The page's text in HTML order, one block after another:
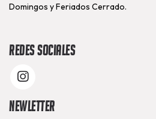
Domingos y Feriados Cerrado.
Redes Sociales
Newletter